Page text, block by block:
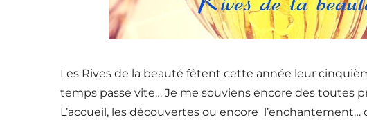
Les Rives de la beauté fêtent cette année leur
temps passe vite… Je me souviens encore des toutes
L’accueil, les découvertes ou encore l’enchantement…